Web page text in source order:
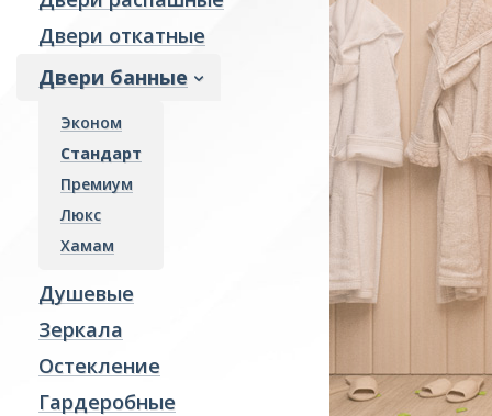
Гардеробные
Отделка интерьера
Фасады и витражи
Пожарные преграды
Ревизионные люки
Двери откатные
Двери банные
Эконом
Стандарт
Премиум
Люкс
Хамам
Душевые
Зеркала
Остекление
Гардеробные